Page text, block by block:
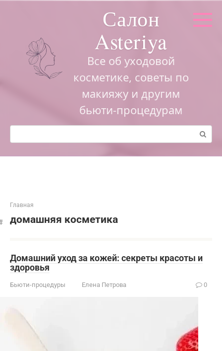
Салон
Asteriya
Все об уходовой
косметике, советы по
макияжу и другим
бьюти-процедурам
Поиск:
Главная
домашняя косметика
Домашний уход за кожей: секреты красоты и
здоровья
Бьюти-процедуры Елена Петрова 0